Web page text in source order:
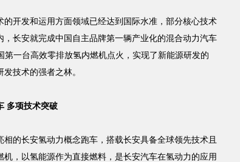
开发和运用方面领域已经达到国际水准，部分核心技术
，长安就完成中国自主品牌第一辆产业化的混合动力汽车
一台高效零排放氢内燃机点火，实现了新能源研发的
发技术的强者之林。
多项技术突破
长安氢动力概念跑车，搭载长安具备全球领先技术且
机，以氢能源作为直接燃料，是长安汽车在氢动力的应用